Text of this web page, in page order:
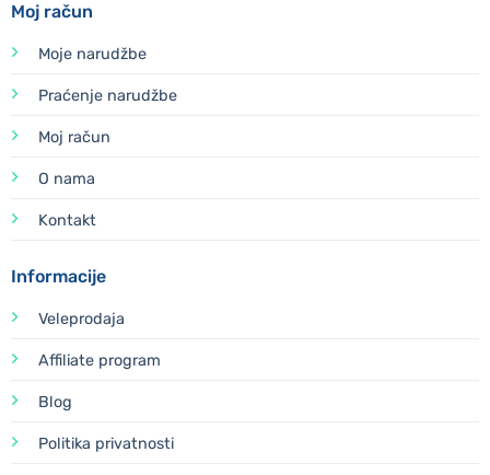
Moj račun
Moje narudžbe
Praćenje narudžbe
Moj račun
O nama
Kontakt
Informacije
Veleprodaja
Affiliate program
Blog
Politika privatnosti